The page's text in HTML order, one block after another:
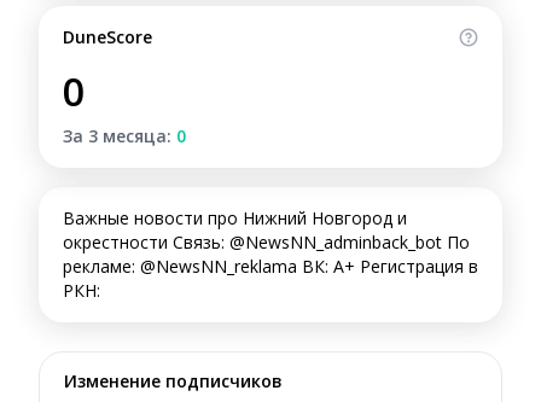
DuneScore
0
За 3 месяца: 0
Важные новости про Нижний Новгород и
окрестности Связь: @NewsNN_adminback_bot По
рекламе: @NewsNN_reklama ВК: А+ Регистрация в
РКН:
Изменение подписчиков